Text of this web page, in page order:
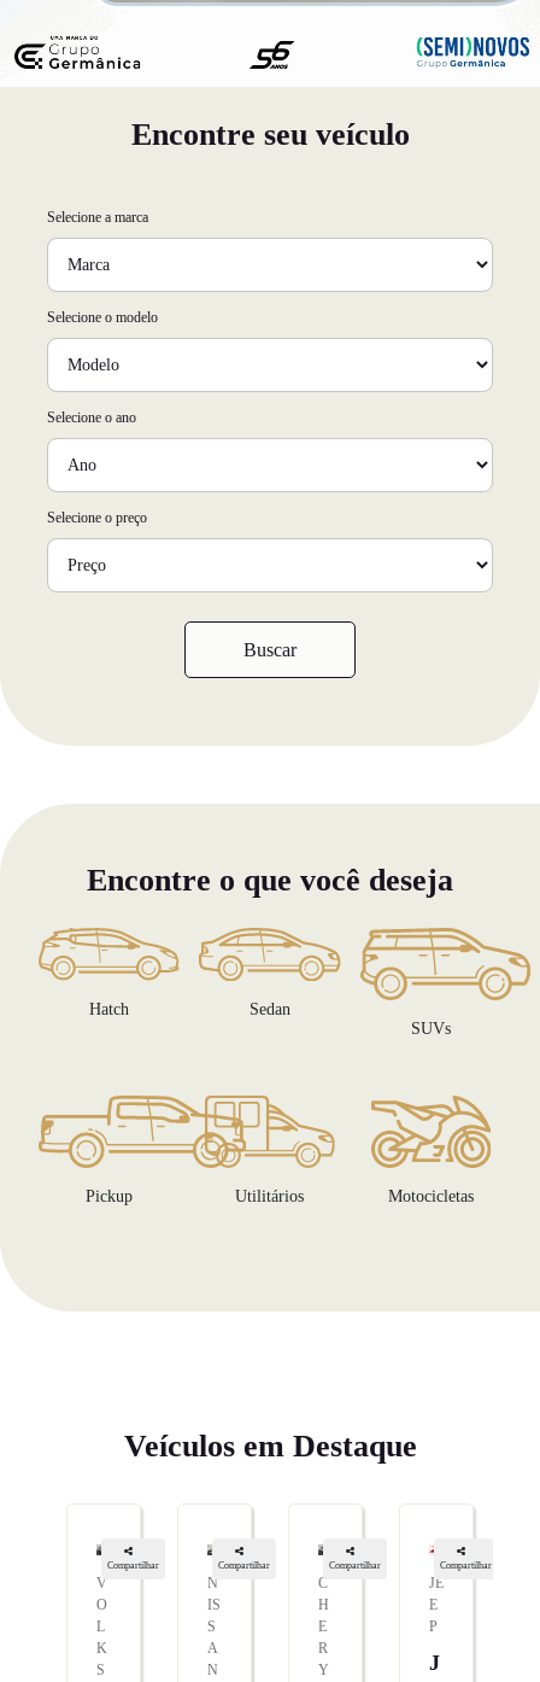
Encontre seu veículo
Selecione a marca
Selecione o modelo
Selecione o ano
Selecione o preço
Buscar
Encontre o que você deseja
Hatch
Sedan
SUVs
Pickup Utilitários Motocicletas
Veículos em Destaque
Compartilhar
V
O
L
K
S
Compartilhar
N
IS
S
A
N
Compartilhar
C
H
E
R
Y
Compartilhar
JE
E
P
J